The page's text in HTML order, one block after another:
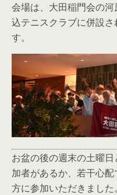
会場は、大田稲門会の
込テニスクラブに併設
す。
お盆の後の週末の土曜
加者があるか、若干心
方に参加いただきました